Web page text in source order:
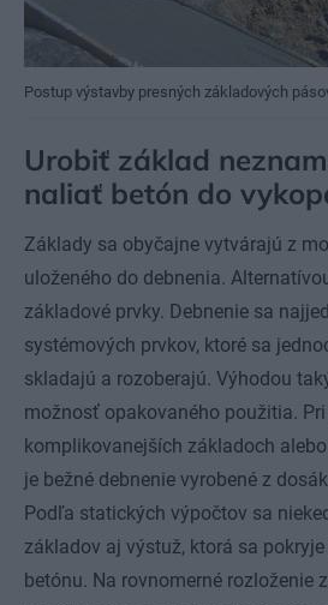
Postup výstavby presných základových
Urobiť základ
naliať betón do
Základy sa obyčajne vytvárajú z
uloženého do debnenia.
základové prvky. Debnenie sa
systémových prvkov, ktoré sa
skladajú a rozoberajú. Výhodou
možnosť opakovaného použitia.
komplikovanejších základoch
je bežné debnenie vyrobené z
Podľa statických výpočtov sa
základov aj výstuž, ktorá sa
betónu. Na rovnomerné rozloženie